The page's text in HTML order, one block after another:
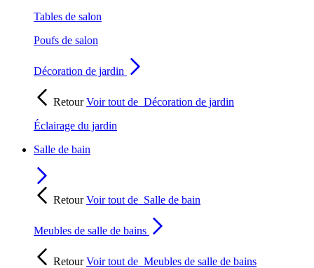
Tables de salon
Poufs de salon
Décoration de jardin
RetourVoir tout de Décoration de jardin
Éclairage du jardin
Salle de bain
RetourVoir tout de Salle de bain
Meubles de salle de bains
RetourVoir tout de Meubles de salle de bains